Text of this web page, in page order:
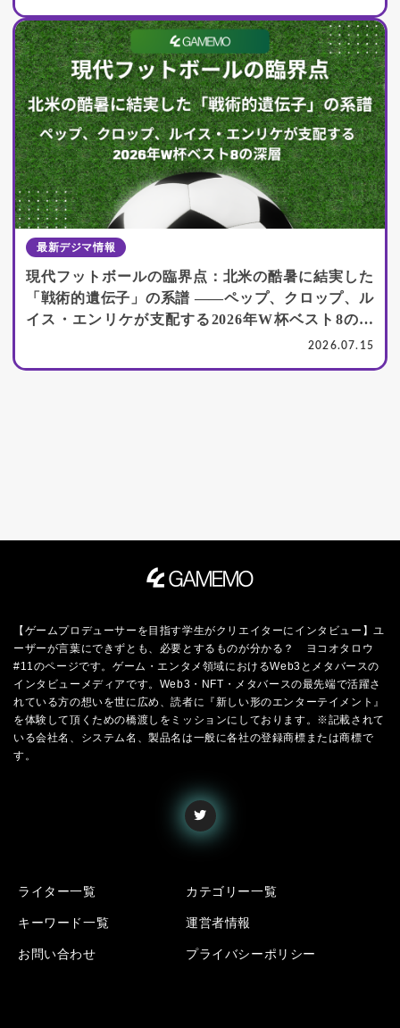
最新デジマ情報
現代フットボールの臨界点：北米の酷暑に結実した
「戦術的遺伝子」の系譜 ――ペップ、クロップ、ル
イス・エンリケが支配する2026年W杯ベスト8の深
2026.07.15
【ゲームプロデューサーを目指す学生がクリエイターにインタビュー】ユ
ーザーが言葉にできずとも、必要とするものが分かる？ ヨコオタロウ
#11のページです。ゲーム・エンタメ領域におけるWeb3とメタバースの
インタビューメディアです。Web3・NFT・メタバースの最先端で活躍さ
れている方の想いを世に広め、読者に『新しい形のエンターテイメント』
を体験して頂くための橋渡しをミッションにしております。※記載されて
いる会社名、システム名、製品名は一般に各社の登録商標または商標で
す。
ライター一覧 カテゴリー一覧
キーワード一覧 運営者情報
お問い合わせ プライバシーポリシー